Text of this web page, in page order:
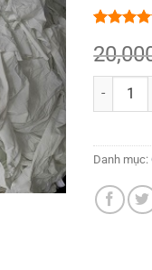
dựa trên
đánh giá
GIẺ LAU
Danh mục: